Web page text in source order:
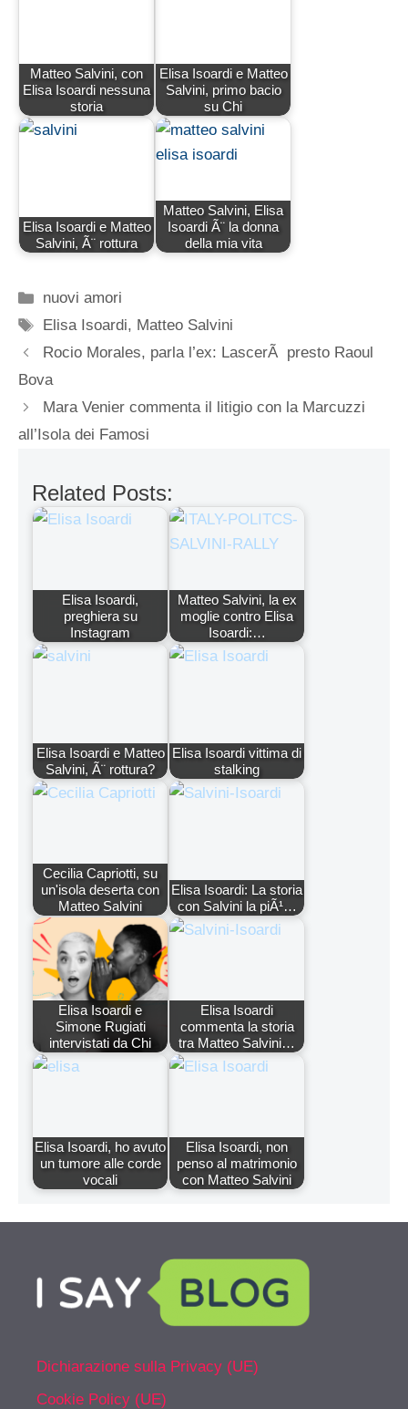
Matteo Salvini, con
Elisa Isoardi nessuna
storia
Elisa Isoardi e Matteo
Salvini, primo bacio
su Chi
Elisa Isoardi e Matteo
Salvini, Ã¨ rottura
Matteo Salvini, Elisa
Isoardi Ã¨ la donna
della mia vita
Categorie
nuovi amori
Tag
Elisa Isoardi, Matteo Salvini
Rocio Morales, parla l’ex: LascerÃ presto Raoul
Bova
Mara Venier commenta il litigio con la Marcuzzi
all’Isola dei Famosi
Related Posts:
Elisa Isoardi,
preghiera su
Instagram
Matteo Salvini, la ex
moglie contro Elisa
Isoardi:…
Elisa Isoardi e Matteo
Salvini, Ã¨ rottura?
Elisa Isoardi vittima di
stalking
Cecilia Capriotti, su
un'isola deserta con
Matteo Salvini
Elisa Isoardi: La storia
con Salvini la piÃ¹…
Elisa Isoardi e
Simone Rugiati
intervistati da Chi
Elisa Isoardi
commenta la storia
tra Matteo Salvini…
Elisa Isoardi, ho avuto
un tumore alle corde
vocali
Elisa Isoardi, non
penso al matrimonio
con Matteo Salvini
Dichiarazione sulla Privacy (UE)
Cookie Policy (UE)